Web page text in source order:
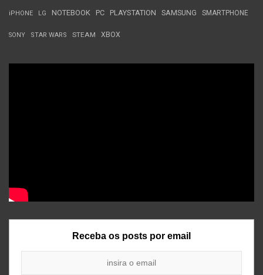
iPHONE LG NOTEBOOK PC PLAYSTATION SAMSUNG SMARTPHONE
SONY STAR WARS STEAM XBOX
Receba os posts por email